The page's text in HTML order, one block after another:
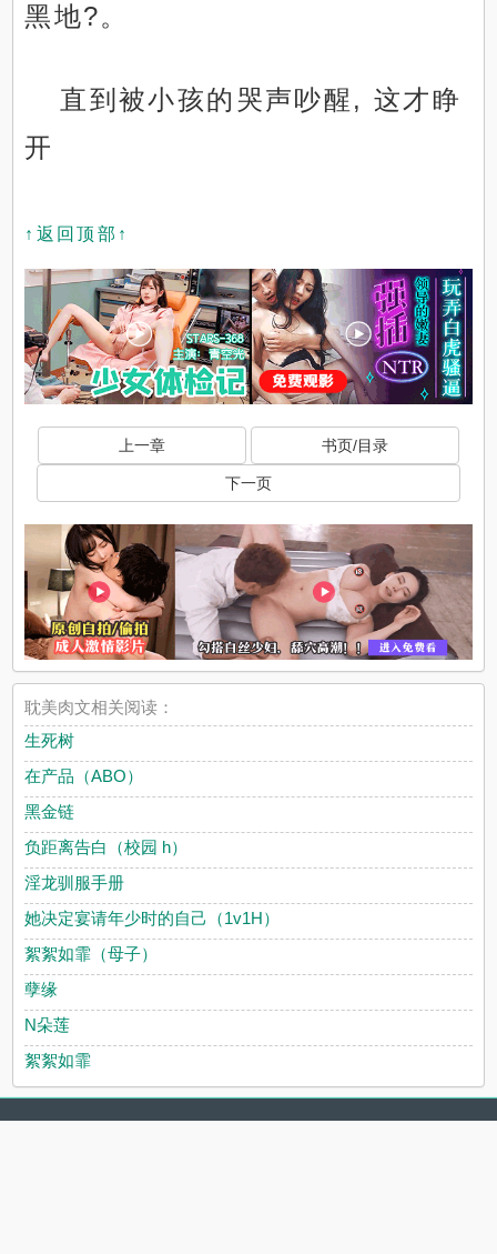
黑地?。
直到被小孩的哭声吵醒, 这才睁
开
↑返回顶部↑
上一章 书页/目录
下一页
耽美肉文相关阅读：
生死树
在产品（ABO）
黑金链
负距离告白（校园 h）
淫龙驯服手册
她决定宴请年少时的自己（1v1H）
絮絮如霏（母子）
孽缘
N朵莲
絮絮如霏